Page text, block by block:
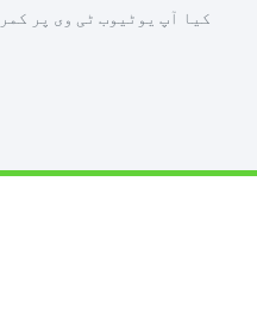
کیا آپ یوٹیوب ٹی وی پر